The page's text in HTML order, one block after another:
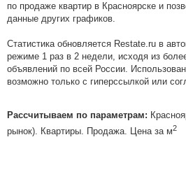
по продаже квартир в Красноярске и
данные других графиков.
Статистика обновляется Restate.ru в
режиме 1 раз в 2 недели, исходя из
объявлений по всей России.
возможно только с гиперссылкой или
Рассчитываем по параметрам:
рынок). Квартиры. Продажа. Цена за м2